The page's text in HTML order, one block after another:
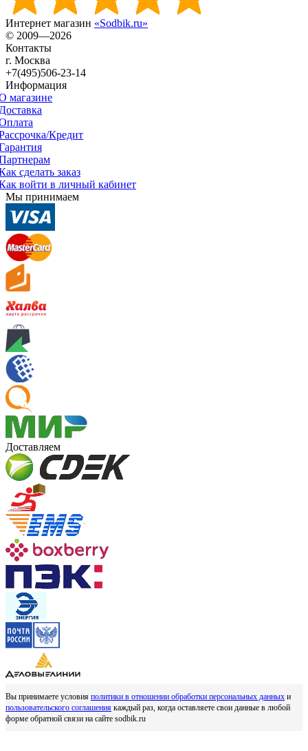
Интернет магазин «Sodbik.ru»
© 2009—2026
Контакты
г. Москва
+7(495)506-23-14
Информация
магазине
Кредит
сделать заказ
войти в личный кабинет
Мы принимаем
Доставляем
Вы принимаете условия политики в отношении обработки персональных данных и
пользовательского соглашения каждый раз, когда оставляете свои данные в любой
форме обратной связи на сайте sodbik.ru